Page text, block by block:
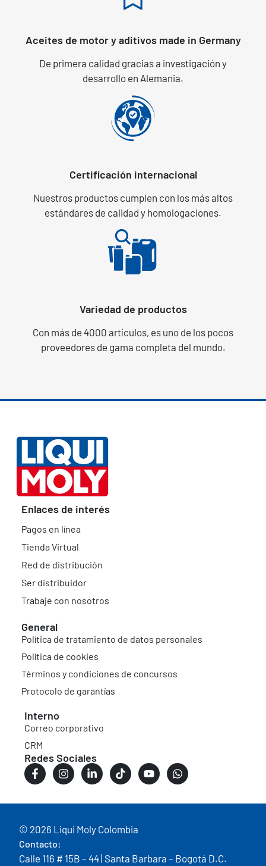
Aceites de motor y aditivos made in Germany
De primera calidad gracias a investigación y
desarrollo en Alemania.
Certificación internacional
Nuestros productos cumplen con los más altos
estándares de calidad y homologaciones.
Variedad de productos
Con más de 4000 artículos, es uno de los pocos
proveedores de gama completa del mundo.
Enlaces de interés
Pagos en línea
Tienda Virtual
Red de distribución
Ser distribuidor
Trabaje con nosotros
General
Política de tratamiento de datos personales
Política de cookies
Términos y condiciones de concursos
Protocolo de garantías
Interno
Correo corporativo
CRM
Redes Sociales
© 2026 Liqui Moly Colombia
Contacto:
Calle 116 # 15B – 44 | Santa Barbara – Bogotá D.C.